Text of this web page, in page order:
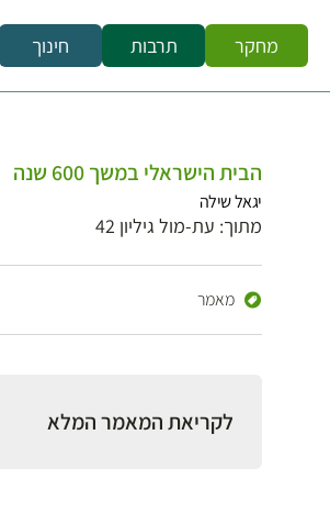
מחקר תרבות חינוך
הבית הישראלי במשך 600 שנה
יגאל שילה
מתוך: עת-מול גיליון 42
מאמר
לקריאת המאמר המלא